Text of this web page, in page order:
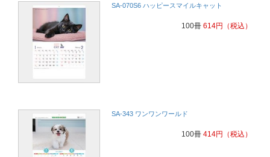
SA-070S6 ハッピースマイルキャット
100冊 614円 （税込）
SA-343 ワンワンワールド
100冊 414円 （税込）